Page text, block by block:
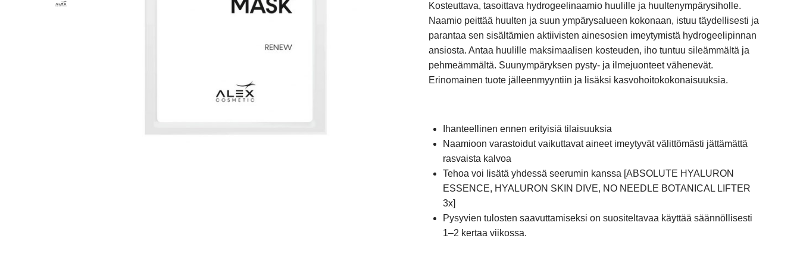
Kosteuttava, tasoittava hydrogeelinaamio huulille ja huultenympärysiholle.
Naamio peittää huulten ja suun ympärysalueen kokonaan, istuu täydellisesti ja
parantaa sen sisältämien aktiivisten ainesosien imeytymistä hydrogeelipinnan
ansiosta. Antaa huulille maksimaalisen kosteuden, iho tuntuu sileämmältä ja
pehmeämmältä. Suunympäryksen pysty- ja ilmejuonteet vähenevät.
Erinomainen tuote jälleenmyyntiin ja lisäksi kasvohoitokokonaisuuksia.
Ihanteellinen ennen erityisiä tilaisuuksia
Naamioon varastoidut vaikuttavat aineet imeytyvät välittömästi jättämättä
rasvaista kalvoa
Tehoa voi lisätä yhdessä seerumin kanssa [ABSOLUTE HYALURON
ESSENCE, HYALURON SKIN DIVE, NO NEEDLE BOTANICAL LIFTER
3x]
Pysyvien tulosten saavuttamiseksi on suositeltavaa käyttää säännöllisesti
1–2 kertaa viikossa.